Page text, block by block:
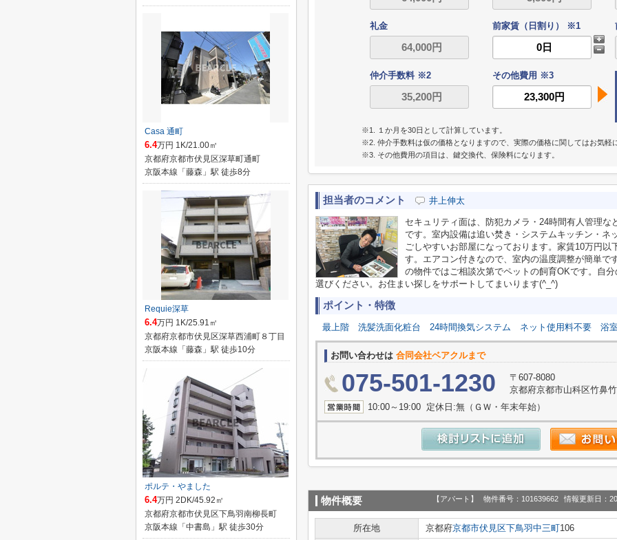
礼金 前家賃（日割り） ※1
仲介手数料 ※2 その他費用 ※3
※1. １か月を30日として計算しています。
※2. 仲介手数料は仮の価格となりますので、実際の価格に関してはお気軽
※3. その他費用の項目は、鍵交換代、保険料になります。
担当者のコメント 井上伸太
セキュリティ面は、防犯カメラ・24時間有人管理
です。室内設備は追い焚き・システムキッチン・ネ
ごしやすいお部屋になっております。家賃10万円
す。エアコン付きなので、室内の温度調整が簡単で
の物件ではご相談次第でペットの飼育OKです。自
選びください。お住まい探しをサポートしてまいります(^_^)
ポイント・特徴
最上階 洗髪洗面化粧台 24時間換気システム ネット使用料不要 浴
お問い合わせは 合同会社ベアクルまで
075-501-1230
〒607-8080
京都府京都市山科区竹鼻
10:00～19:00 定休日:無（ＧＷ・年末年始）
物件概要 【アパート】 物件番号：101639662 情報更新日：
所在地 京都府京都市伏見区下鳥羽中三町106
Casa 通町
6.4万円 1K/21.00㎡
京都府京都市伏見区深草町通町
京阪本線「藤森」駅 徒歩8分
Requie深草
6.4万円 1K/25.91㎡
京都府京都市伏見区深草西浦町８丁目
京阪本線「藤森」駅 徒歩10分
ポルテ・やました
6.4万円 2DK/45.92㎡
京都府京都市伏見区下鳥羽南柳長町
京阪本線「中書島」駅 徒歩30分